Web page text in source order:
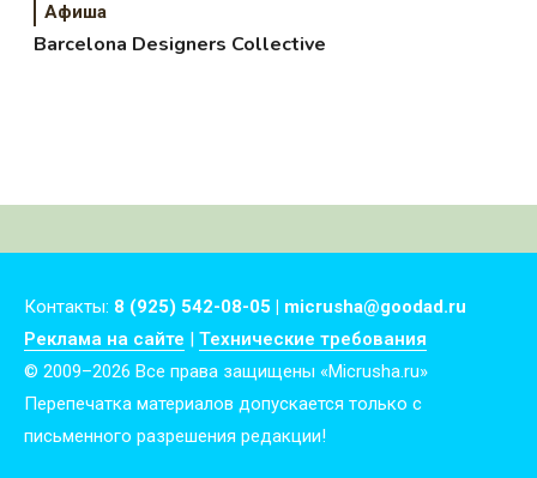
Афиша
Barcelona Designers Collective
Контакты: 8 (925) 542-08-05 | micrusha@goodad.ru
Реклама на сайте | Технические требования
© 2009–2026 Все права защищены «Micrusha.ru»
Перепечатка материалов допускается только с
письменного разрешения редакции!